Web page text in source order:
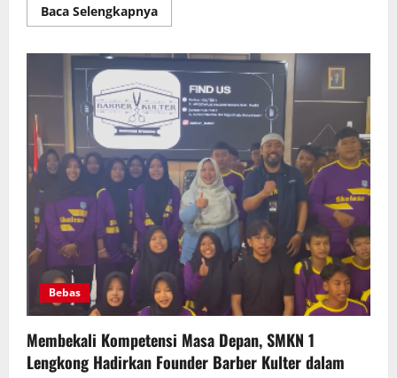
Baca SelengkapnyaRead
more
Budaya
K3,
SMKN
1
Lengkong
Gelar
Safety
Awareness
Bersama
PT
Indoprima
Gemilang
Bebas
Membekali Kompetensi Masa Depan, SMKN 1
Lengkong Hadirkan Founder Barber Kulter dalam